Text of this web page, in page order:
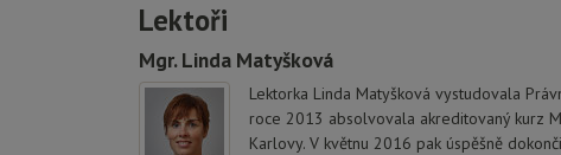
Lektoři
Mgr. Linda Matyšková
Lektorka Linda Matyšková vystudovala
roce 2013 absolvovala akreditovaný kurz
Karlovy. V květnu 2016 pak úspěšně